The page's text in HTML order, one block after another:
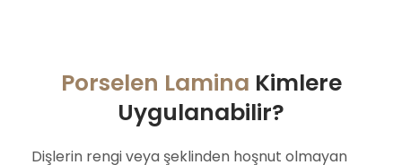
Porselen Lamina Kimlere
Uygulanabilir?
Dişlerin rengi veya şeklinden hoşnut olmayan